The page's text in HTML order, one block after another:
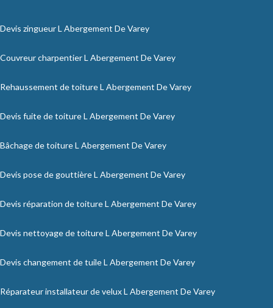
Devis zingueur L Abergement De Varey
Couvreur charpentier L Abergement De Varey
Rehaussement de toiture L Abergement De Varey
Devis fuite de toiture L Abergement De Varey
Bâchage de toiture L Abergement De Varey
Devis pose de gouttière L Abergement De Varey
Devis réparation de toiture L Abergement De Varey
Devis nettoyage de toiture L Abergement De Varey
Devis changement de tuile L Abergement De Varey
Réparateur installateur de velux L Abergement De Varey